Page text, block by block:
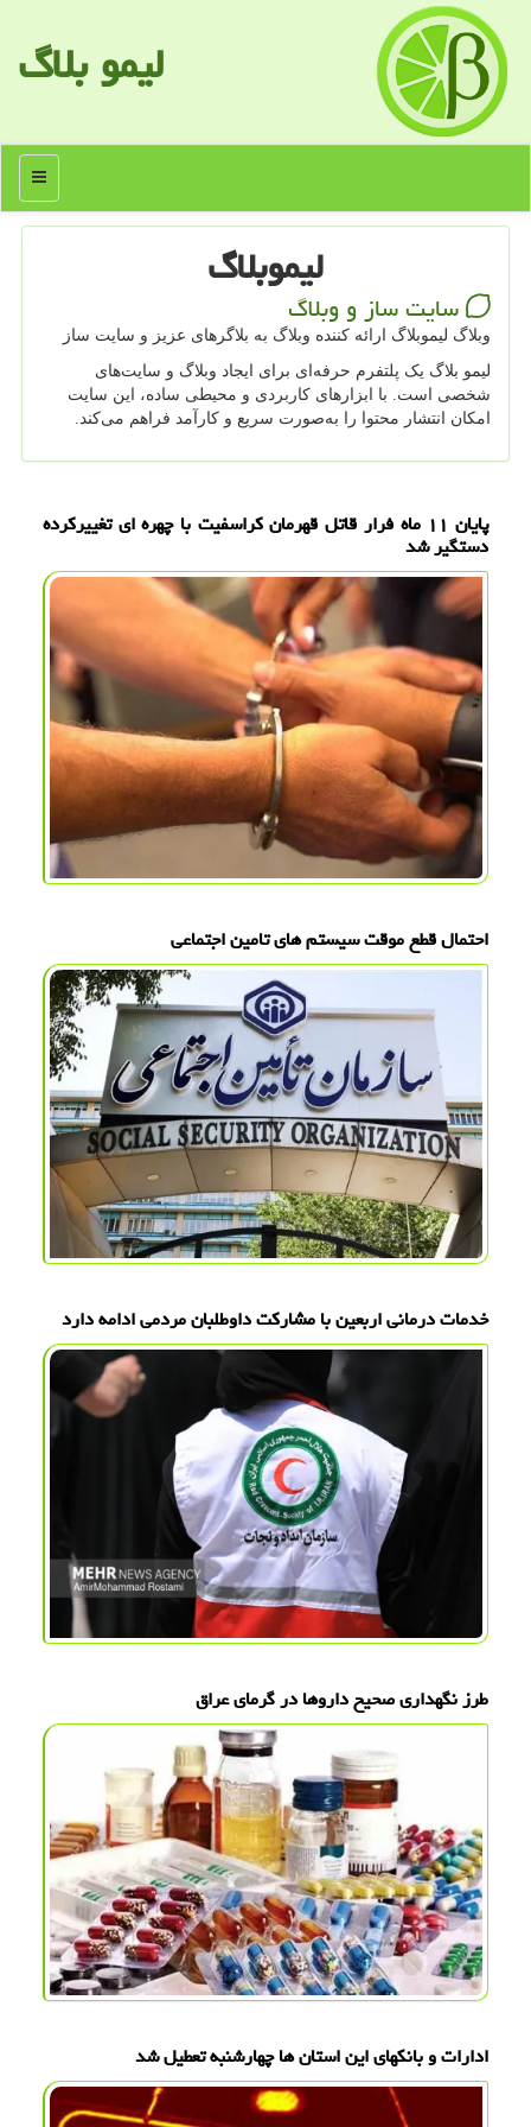
لیمو بلاگ
منو
لیموبلاگ
سایت ساز و وبلاگ
وبلاگ لیموبلاگ ارائه كننده وبلاگ به بلاگرهای عزیز و سایت ساز
لیمو بلاگ یک پلتفرم حرفه‌ای برای ایجاد وبلاگ و سایت‌های
شخصی است. با ابزارهای کاربردی و محیطی ساده، این سایت
امکان انتشار محتوا را به‌صورت سریع و کارآمد فراهم می‌کند.
پایان ۱۱ ماه فرار قاتل قهرمان کراسفیت با چهره ای تغییرکرده
دستگیر شد
احتمال قطع موقت سیستم های تامین اجتماعی
خدمات درمانی اربعین با مشارکت داوطلبان مردمی ادامه دارد
طرز نگهداری صحیح داروها در گرمای عراق
ادارات و بانکهای این استان ها چهارشنبه تعطیل شد